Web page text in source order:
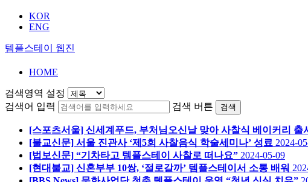
KOR
ENG
템플스테이 웹진
HOME
검색영역 설정
검색어 입력
검색 버튼 검색
[스포츠서울] 신세계푸드, 부처님오신날 맞아 사찰식 베이커리 출
[불교신문] 서울 진관사 ‘제5회 사찰음식 학술세미나’ 성료 2024-
[법보신문] “기차타고 템플스테이 사찰로 떠나요” 2024-05-09
[현대불교] 신혼부부 10쌍, ‘절로갈까’ 템플스테이서 소통 배워